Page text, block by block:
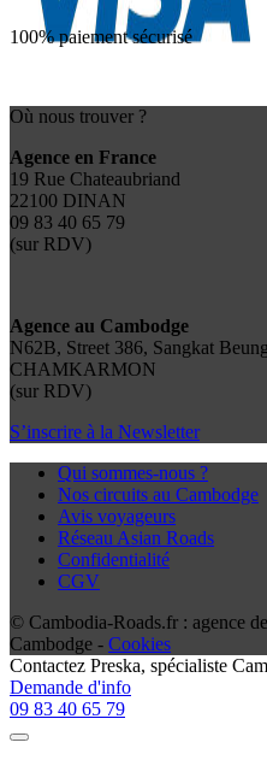
100% paiement sécurisé
Où nous trouver ?
Agence en France
19 Rue Chateaubriand
22100 DINAN
09 83 40 65 79
(sur RDV)
Agence au Cambodge
N62B, Street 386, Sangkat
CHAMKARMON
(sur RDV)
S’inscrire à la Newsletter
Qui sommes-nous ?
Nos circuits au Cambodge
Avis voyageurs
Réseau Asian Roads
Confidentialité
CGV
© Cambodia-Roads.fr : agence
Cambodge - Cookies
Contactez Preska, spécialiste
Demande d'info
09 83 40 65 79